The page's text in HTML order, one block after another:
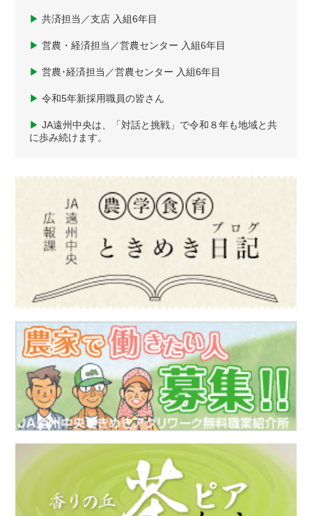
▶ 共済担当／支店 入組6年目
▶ 営農・経済担当／営農センター 入組6年目
▶ 営農･経済担当／営農センター 入組6年目
▶ 令和5年新採用職員の皆さん
▶ JA遠州中央は、「対話と挑戦」で令和８年も地域と共
に歩み続けます。